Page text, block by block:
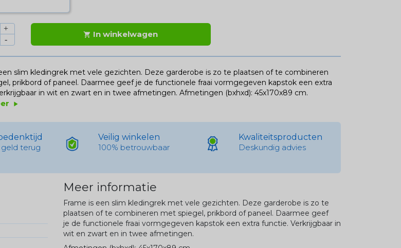
 In winkelwagen
slim kledingrek met vele gezichten. Deze garderobe is zo te plaatsen of te combineren
prikbord of paneel. Daarmee geef je de functionele fraai vormgegeven kapstok een extra
in wit en zwart en in twee afmetingen. Afmetingen (bxhxd): 45x170x89 cm.
play_arrow
terug
Veilig winkelen
100% betrouwbaar
Kwaliteitsproducten
Deskundig advies
Meer informatie
Frame is een slim kledingrek met vele gezichten. Deze garderobe is zo te
plaatsen of te combineren met spiegel, prikbord of paneel. Daarmee geef
je de functionele fraai vormgegeven kapstok een extra functie. Verkrijgbaar in
wit en zwart en in twee afmetingen.